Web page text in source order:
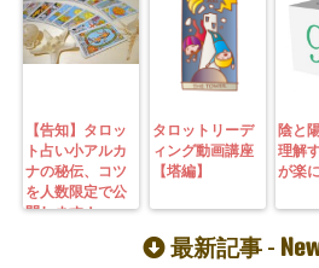
【告知】タロッ
ト占い小アルカ
ナの秘伝、コツ
を人数限定で公
開します！
タロットリーデ
ィング動画講座
【塔編】
陰と
理解
が楽
最新記事 -